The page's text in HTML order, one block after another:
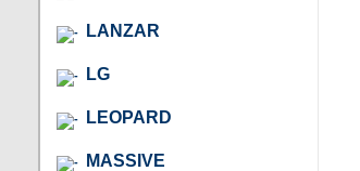
LANZAR
LG
LEOPARD
MASSIVE